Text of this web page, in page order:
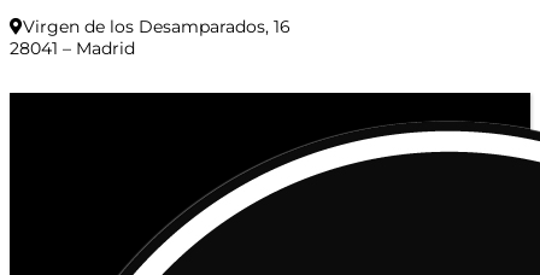
Virgen de los Desamparados, 16
28041 – Madrid